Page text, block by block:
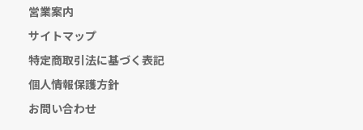
営業案内
サイトマップ
特定商取引法に基づく表記
個人情報保護方針
お問い合わせ